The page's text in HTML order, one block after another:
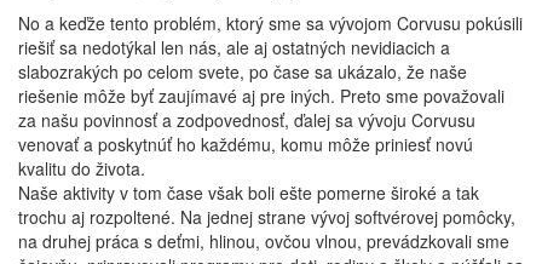
No a keďže tento problém, ktorý sme sa vývojom Corvusu pokúsili
riešiť sa nedotýkal len nás, ale aj ostatných nevidiacich a
slabozrakých po celom svete, po čase sa ukázalo, že naše
riešenie môže byť zaujímavé aj pre iných. Preto sme považovali
za našu povinnosť a zodpovednosť, ďalej sa vývoju Corvusu
venovať a poskytnúť ho každému, komu môže priniesť novú
kvalitu do života.
Naše aktivity v tom čase však boli ešte pomerne široké a tak
trochu aj rozpoltené. Na jednej strane vývoj softvérovej pomôcky,
na druhej práca s deťmi, hlinou, ovčou vlnou, prevádzkovali sme